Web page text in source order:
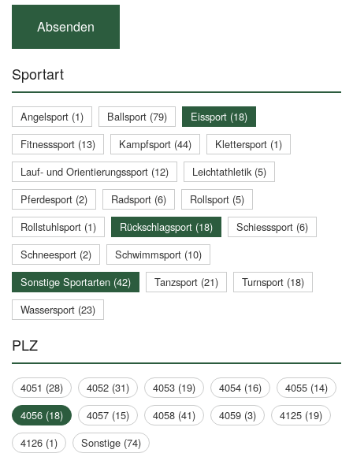
Sportart
Angelsport (1) Ballsport (79)
Eissport (18)
Fitnesssport (13)
Kampfsport (44)
Klettersport (1)
Lauf- und Orientierungssport (12)
Leichtathletik (5)
Pferdesport (2)
Radsport (6)
Rollsport (5)
Rollstuhlsport (1)
Rückschlagsport (18)
Schiesssport (6)
Schneesport (2)
Schwimmsport (10)
Sonstige Sportarten (42)
Tanzsport (21)
Turnsport (18)
Wassersport (23)
PLZ
4051 (28) 4052 (31) 4053 (19) 4054 (16)
4055 (14)
4056 (18)
4057 (15) 4058 (41) 4059 (3)
4125 (19)
4126 (1)
Sonstige (74)